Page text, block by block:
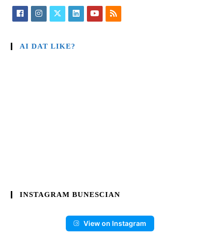
AI DAT LIKE?
INSTAGRAM BUNESCIAN
View on Instagram